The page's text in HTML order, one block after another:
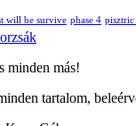
will be survive phase 4 pisztric
minden más!
tartalom,